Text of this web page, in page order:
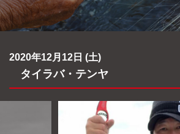
最新釣果情報
船舶概要
2020年12月12日 (土)
タイラバ・テンヤ